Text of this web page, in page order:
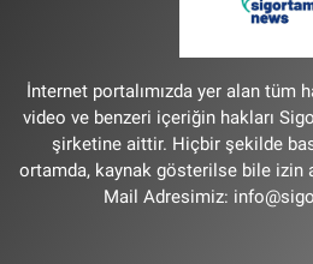
İnternet portalımızda yer alan tüm
video ve benzeri içeriğin hakları
şirketine aittir. Hiçbir şekilde
ortamda, kaynak gösterilse bile izin
Mail Adresimiz: